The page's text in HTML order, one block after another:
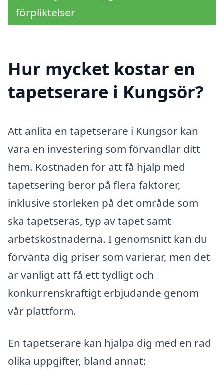
förpliktelser
Hur mycket kostar en
tapetserare i Kungsör?
Att anlita en tapetserare i Kungsör kan
vara en investering som förvandlar ditt
hem. Kostnaden för att få hjälp med
tapetsering beror på flera faktorer,
inklusive storleken på det område som
ska tapetseras, typ av tapet samt
arbetskostnaderna. I genomsnitt kan du
förvänta dig priser som varierar, men det
är vanligt att få ett tydligt och
konkurrenskraftigt erbjudande genom
vår plattform.
En tapetserare kan hjälpa dig med en rad
olika uppgifter, bland annat: